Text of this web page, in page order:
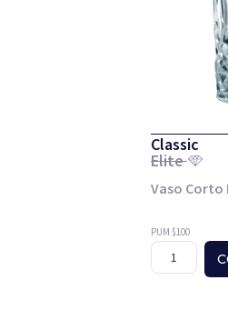
Classic
Elite
Vaso Corto
PUM $100